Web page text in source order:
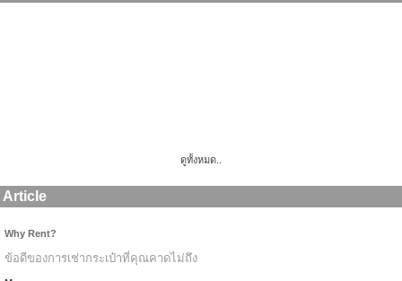
ดูทั้งหมด..
Article
Why Rent?
ข้อดีของการเช่ากระเป๋าที่คุณคาดไม่ถึง